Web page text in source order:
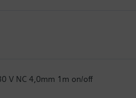
V NC 4,0mm 1m on/off